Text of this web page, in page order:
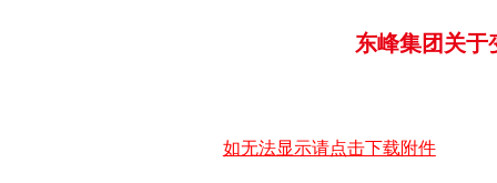
东峰集团关于
如无法显示请点击下载附件